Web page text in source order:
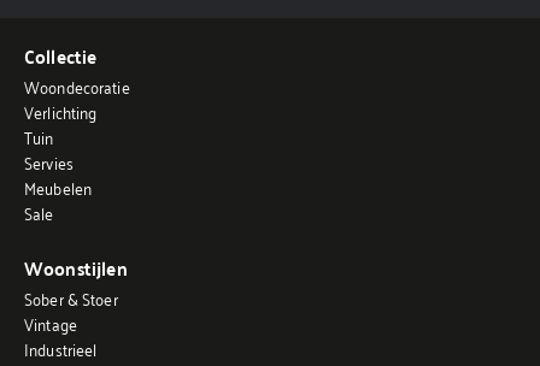
Collectie
Woondecoratie
Verlichting
Tuin
Servies
Meubelen
Sale
Woonstijlen
Sober & Stoer
Vintage
Industrieel